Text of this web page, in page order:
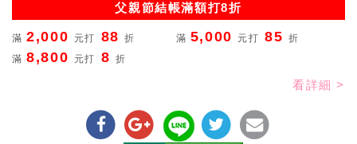
父親節結帳滿額打8折
滿2,000 元打 88折 滿 5,000 元打 85折
滿8,800 元打 8 折
看詳細 >